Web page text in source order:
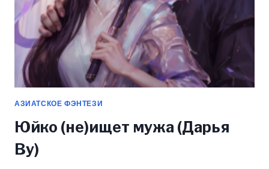
АЗИАТСКОЕ ФЭНТЕЗИ
Юйко (не)ищет мужа (Дарья
Ву)